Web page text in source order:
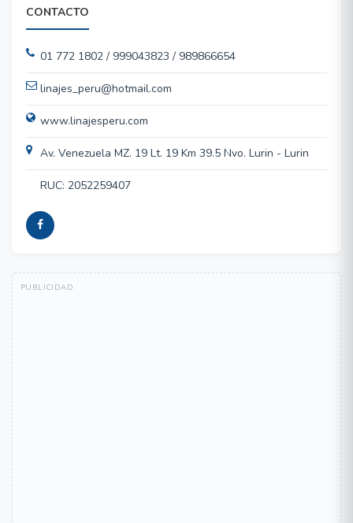
CONTACTO
01 772 1802 / 999043823 / 989866654
linajes_peru@hotmail.com
www.linajesperu.com
Av. Venezuela MZ. 19 Lt. 19 Km 39.5 Nvo. Lurin - Lurin
RUC: 2052259407